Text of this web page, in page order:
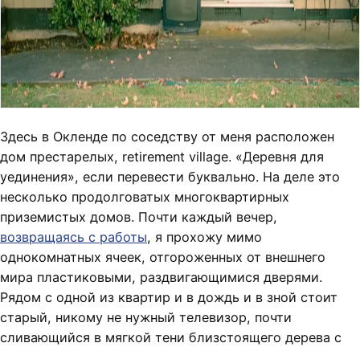
Здесь в Окленде по соседству от меня расположен
дом престарелых, retirement village. «Деревня для
уединения», если перевести буквально. На деле это
несколько продолговатых многоквартирных
приземистых домов. Почти каждый вечер,
возвращаясь с работы, я прохожу мимо
однокомнатных ячеек, отгороженных от внешнего
мира пластиковыми, раздвигающимися дверями.
Рядом с одной из квартир и в дождь и в зной стоит
старый, никому не нужный телевизор, почти
сливающийся в мягкой тени близстоящего дерева с